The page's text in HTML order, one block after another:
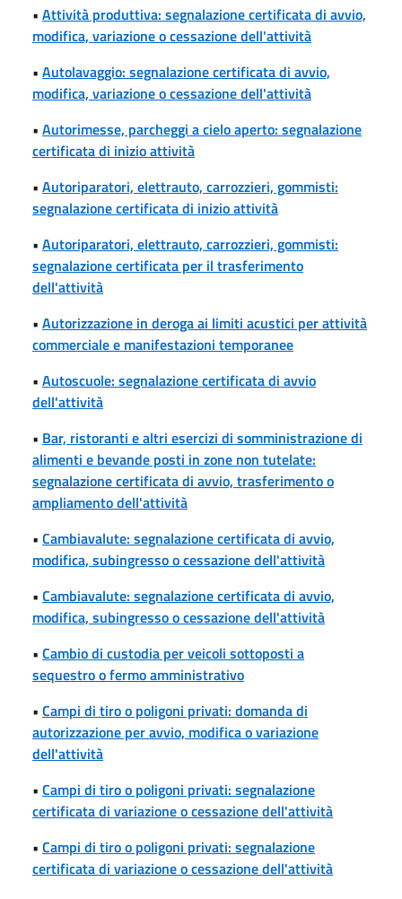
• Attività produttiva: segnalazione certificata di avvio,
modifica, variazione o cessazione dell'attività
• Autolavaggio: segnalazione certificata di avvio,
modifica, variazione o cessazione dell'attività
• Autorimesse, parcheggi a cielo aperto: segnalazione
certificata di inizio attività
• Autoriparatori, elettrauto, carrozzieri, gommisti:
segnalazione certificata di inizio attività
• Autoriparatori, elettrauto, carrozzieri, gommisti:
segnalazione certificata per il trasferimento
dell'attività
• Autorizzazione in deroga ai limiti acustici per attività
commerciale e manifestazioni temporanee
• Autoscuole: segnalazione certificata di avvio
dell'attività
• Bar, ristoranti e altri esercizi di somministrazione di
alimenti e bevande posti in zone non tutelate:
segnalazione certificata di avvio, trasferimento o
ampliamento dell'attività
• Cambiavalute: segnalazione certificata di avvio,
modifica, subingresso o cessazione dell'attività
• Cambiavalute: segnalazione certificata di avvio,
modifica, subingresso o cessazione dell'attività
• Cambio di custodia per veicoli sottoposti a
sequestro o fermo amministrativo
• Campi di tiro o poligoni privati: domanda di
autorizzazione per avvio, modifica o variazione
dell'attività
• Campi di tiro o poligoni privati: segnalazione
certificata di variazione o cessazione dell'attività
• Campi di tiro o poligoni privati: segnalazione
certificata di variazione o cessazione dell'attività